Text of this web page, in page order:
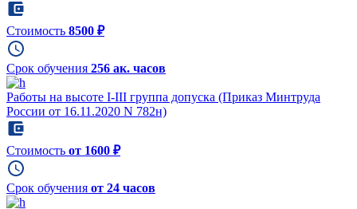
Стоимость 8500 ₽
Срок обучения 256 ак. часов
Работы на высоте I-III группа допуска (Приказ Минтруда
России от 16.11.2020 N 782н)
Стоимость от 1600 ₽
Срок обучения от 24 часов